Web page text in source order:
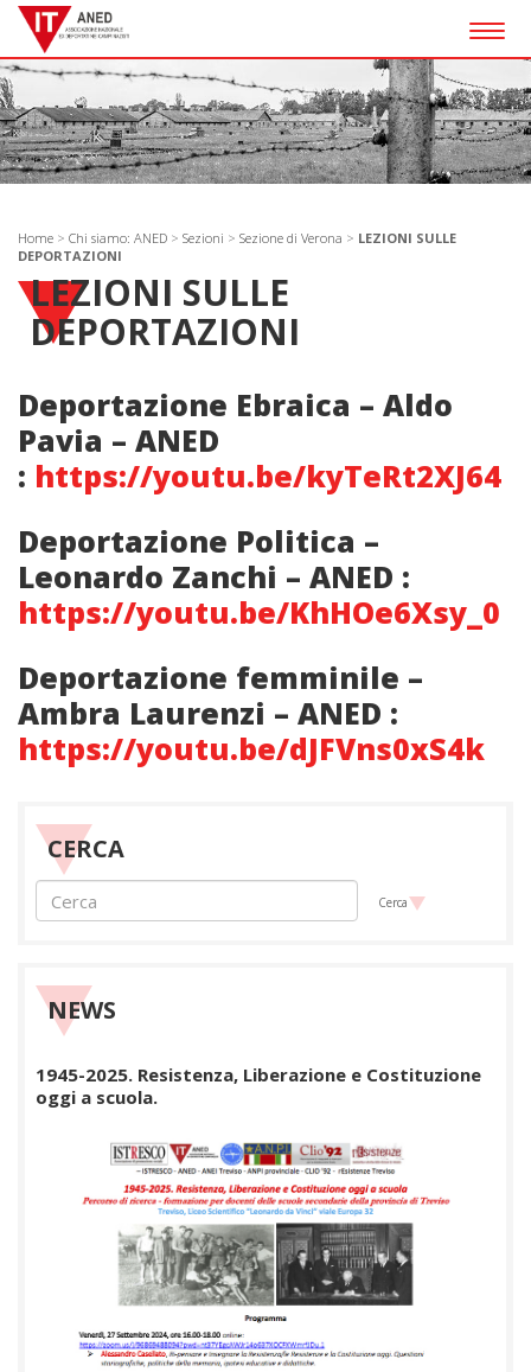
Home > Chi siamo: ANED > Sezioni > Sezione di Verona > LEZIONI SULLE
DEPORTAZIONI
LEZIONI SULLE
DEPORTAZIONI
Deportazione Ebraica – Aldo
Pavia – ANED
: https://youtu.be/kyTeRt2XJ64
Deportazione Politica –
Leonardo Zanchi – ANED :
https://youtu.be/KhHOe6Xsy_0
Deportazione femminile –
Ambra Laurenzi – ANED :
https://youtu.be/dJFVns0xS4k
CERCA
Cerca
NEWS
1945-2025. Resistenza, Liberazione e Costituzione
oggi a scuola.